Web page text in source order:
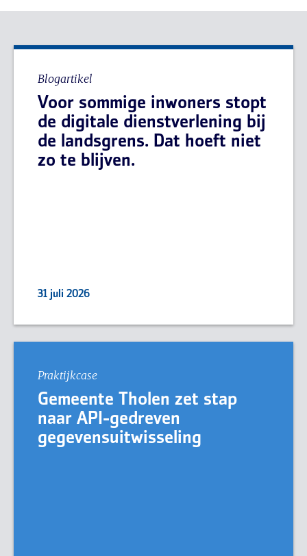
Blogartikel
Voor sommige inwoners stopt
de digitale dienstverlening bij
de landsgrens. Dat hoeft niet
zo te blijven.
31 juli 2026
Praktijkcase
Gemeente Tholen zet stap
naar API-gedreven
gegevensuitwisseling